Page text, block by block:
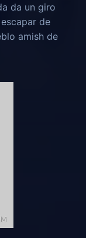
da un giro
de
amish de